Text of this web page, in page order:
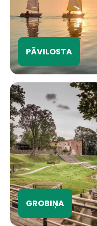
PĀVILOSTA
GROBIŅA